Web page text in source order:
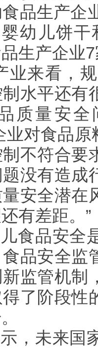
品生产企
幼儿饼
生产企业
来看，规
水平还有
质量安
业对食品
不符合要
没有造成
安全潜在
有差距。”
品安全是
品安全监
监管机制
了阶段性
未来国家